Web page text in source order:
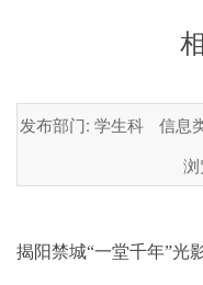
发布部门: 学生科 信息
浏
揭阳禁城“一堂千年”光